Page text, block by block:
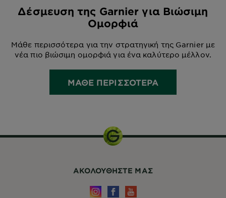
Δέσμευση της Garnier για Βιώσιμη
Ομορφιά
Μάθε περισσότερα για την στρατηγική της Garnier με
νέα πιο βιώσιμη ομορφιά για ένα καλύτερο μέλλον.
ΜΑΘΕ ΠΕΡΙΣΣΟΤΕΡΑ
ΑΚΟΛΟΥΘHΣΤΕ ΜΑΣ